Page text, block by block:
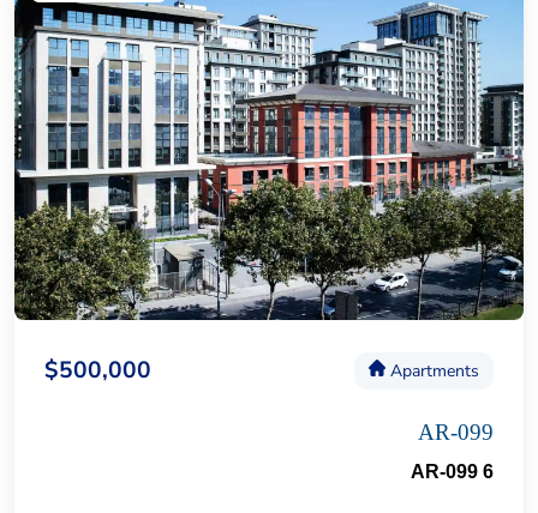
Apartments
$500,000
AR-099
AR-099 6